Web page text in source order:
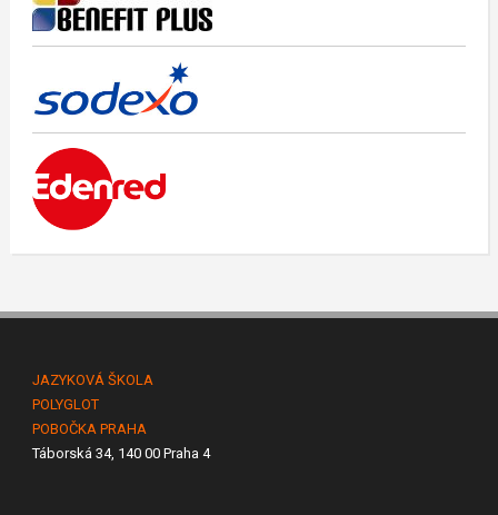
JAZYKOVÁ ŠKOLA
POLYGLOT
POBOČKA PRAHA
Táborská 34, 140 00 Praha 4